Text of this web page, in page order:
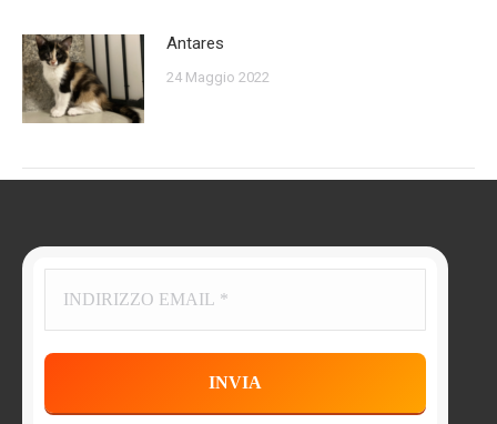
Antares
24 Maggio 2022